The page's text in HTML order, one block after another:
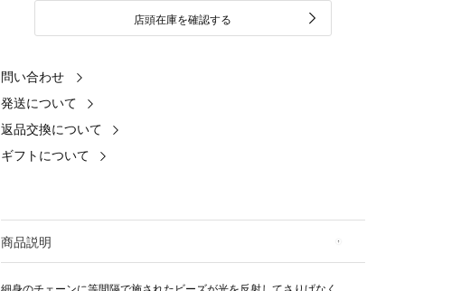
店頭在庫を確認する
問い合わせ
発送について
返品交換について
ギフトについて
商品説明
細身のチェーンに等間隔で施されたビーズが光を反射してさりげなく